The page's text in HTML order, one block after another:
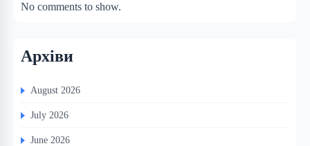
No comments to show.
Архіви
August 2026
July 2026
June 2026